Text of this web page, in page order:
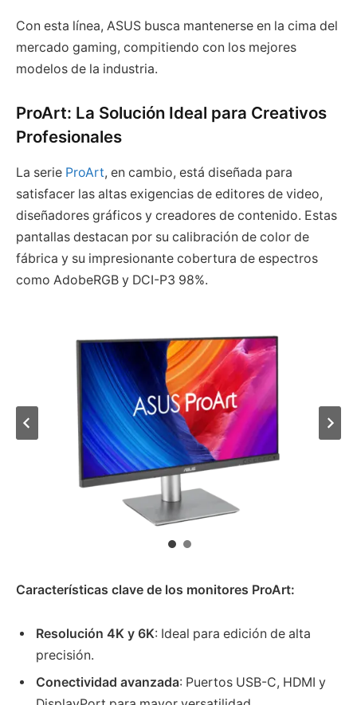
Con esta línea, ASUS busca mantenerse en la cima del
mercado gaming, compitiendo con los mejores
modelos de la industria.
ProArt: La Solución Ideal para Creativos
Profesionales
La serie ProArt, en cambio, está diseñada para
satisfacer las altas exigencias de editores de video,
diseñadores gráficos y creadores de contenido. Estas
pantallas destacan por su calibración de color de
fábrica y su impresionante cobertura de espectros
como AdobeRGB y DCI-P3 98%.
Características clave de los monitores ProArt:
Resolución 4K y 6K: Ideal para edición de alta
precisión.
Conectividad avanzada: Puertos USB-C, HDMI y